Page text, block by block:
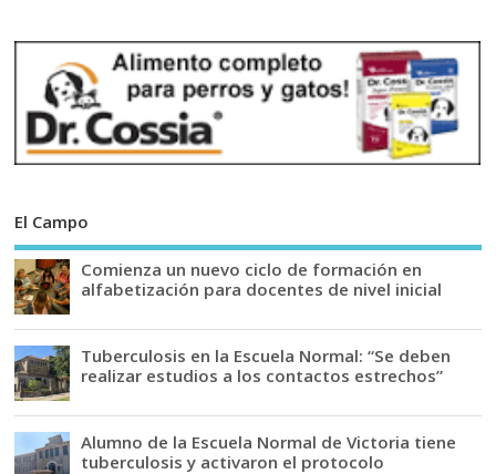
El Campo
Comienza un nuevo ciclo de formación en
alfabetización para docentes de nivel inicial
Tuberculosis en la Escuela Normal: “Se deben
realizar estudios a los contactos estrechos”
Alumno de la Escuela Normal de Victoria tiene
tuberculosis y activaron el protocolo